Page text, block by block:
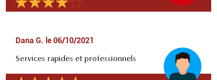
Dana G. le 06/10/2021
Services rapides et professionnels